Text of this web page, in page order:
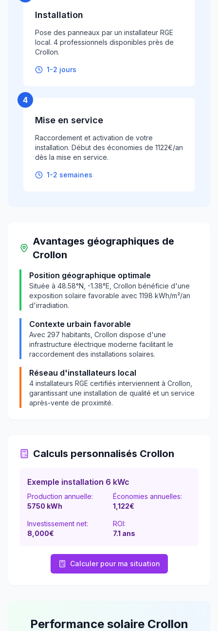
Installation
Pose des panneaux par un installateur RGE
local. 4 professionnels disponibles près de
Crollon.
1-2 jours
4
Mise en service
Raccordement et activation de votre
installation. Début des économies de 1122€/an
dès la mise en service.
1-2 semaines
Avantages géographiques de
Crollon
Position géographique optimale
Située à 48.58°N, -1.38°E, Crollon bénéficie d'une
exposition solaire favorable avec 1198 kWh/m²/an
d'irradiation.
Contexte urbain favorable
Avec 297 habitants, Crollon dispose d'une
infrastructure électrique moderne facilitant le
raccordement des installations solaires.
Réseau d'installateurs local
4 installateurs RGE certifiés interviennent à Crollon
garantissant une installation de qualité et un service
après-vente de proximité.
Calculs personnalisés Crollon
Exemple installation 6 kWc
Production annuelle:
5750 kWh
Économies annuelles:
1,122€
Investissement net:
8,000€
ROI:
7.1 ans
Calculer pour ma situation
Performance solaire Crollon